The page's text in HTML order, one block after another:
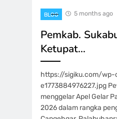
BLOG 5 months ago
Pemkab.
Ketupat…
https://sigiku.com/wp-
e1773884976227.jpg
menggelar Apel Gelar
2026 dalam rangka